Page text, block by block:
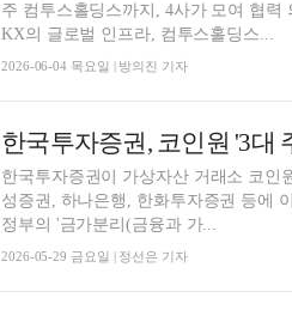
주 컴투스홀딩스까지, 4사가 모여 협
KX의 글로벌 인프라, 컴투스홀딩스...
2026-06-04 목요일 | 방의진 기자
한국투자증권이 가상자산 거래소 코인
성증권, 하나은행, 한화투자증권 등에
정부의 '금가분리(금융과 가...
2026-05-29 금요일 | 정선은 기자